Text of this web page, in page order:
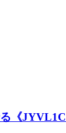
《JYVL1C